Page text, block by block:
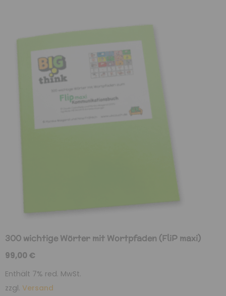
300 wichtige Wörter mit Wortpfaden (FliP maxi)
99,00€
Enthält 7% red. MwSt.
zzgl. Versand